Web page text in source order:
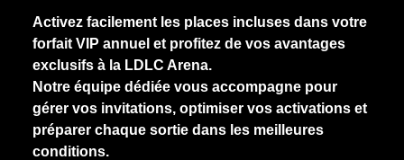
Activez facilement les places incluses dans votre
forfait VIP annuel et profitez de vos avantages
exclusifs à la LDLC Arena.
Notre équipe dédiée vous accompagne pour
gérer vos invitations, optimiser vos activations et
préparer chaque sortie dans les meilleures
conditions.